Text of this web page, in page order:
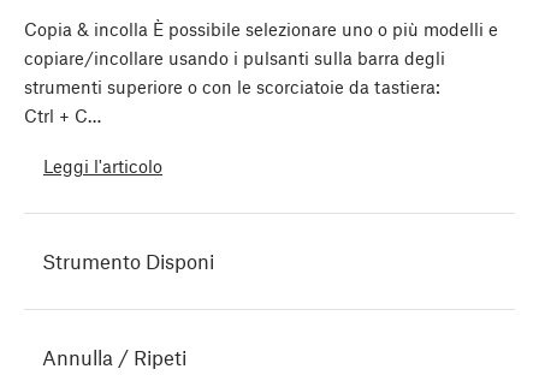
Copia & incolla È possibile selezionare uno o più modelli e
copiare/incollare usando i pulsanti sulla barra degli
strumenti superiore o con le scorciatoie da tastiera:
Ctrl + C…
Leggi l'articolo
Strumento Disponi
Annulla / Ripeti